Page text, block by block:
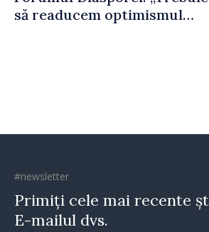
să readucem optimismul
#newsletter
Primiți cele mai recente
E-mailul dvs.